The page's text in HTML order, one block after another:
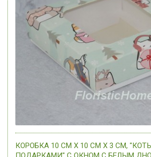
КОРОБКА 10 СМ Х 10 СМ Х 3 СМ,